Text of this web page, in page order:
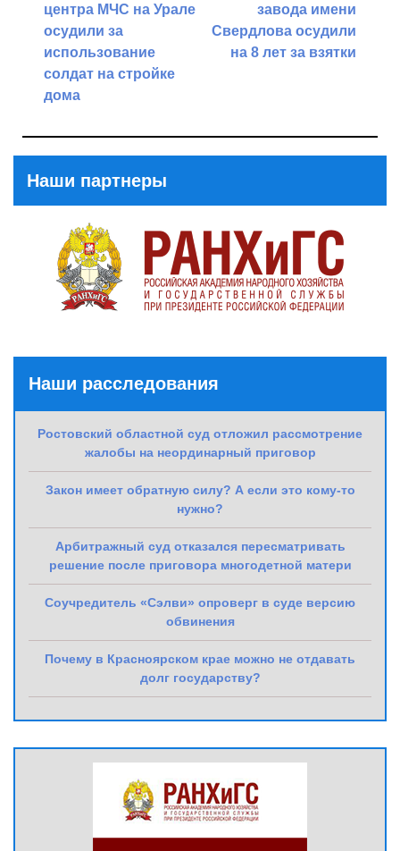
записям
центра МЧС на Урале
осудили за
использование
солдат на стройке
дома
завода имени
Свердлова осудили
на 8 лет за взятки
Наши партнеры
Наши расследования
Ростовский областной суд отложил рассмотрение
жалобы на неординарный приговор
Закон имеет обратную силу? А если это кому-то
нужно?
Арбитражный суд отказался пересматривать
решение после приговора многодетной матери
Соучредитель «Сэлви» опроверг в суде версию
обвинения
Почему в Красноярском крае можно не отдавать
долг государству?